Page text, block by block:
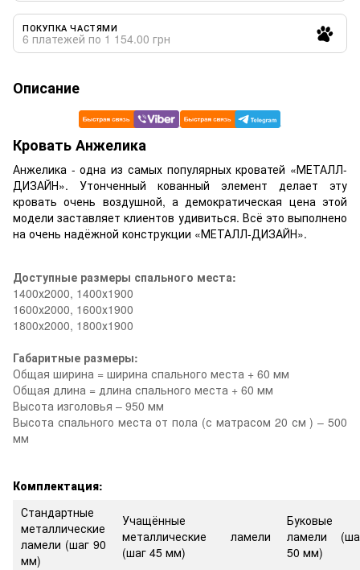
ПОКУПКА ЧАСТЯМИ
6 платежей по 1 154.00 грн
Описание
Кровать Анжелика
Анжелика - одна из самых популярных кроватей «МЕТАЛЛ-
ДИЗАЙН». Утонченный кованный элемент делает эту
кровать очень воздушной, а демократическая цена этой
модели заставляет клиентов удивиться. Всё это выполнено
на очень надёжной конструкции «МЕТАЛЛ-ДИЗАЙН».
Доступные размеры спального места:
1400х2000, 1400х1900
1600х2000, 1600х1900
1800х2000, 1800х1900
Габаритные размеры:
Общая ширина = ширина спального места + 60 мм
Общая длина = длина спального места + 60 мм
Высота изголовья – 950 мм
Высота спального места от пола (с матрасом 20 см ) – 500
мм
Комплектация:
Стандартные
металлические
ламели (шаг 90
мм)
Учащённые
металлические ламели
(шаг 45 мм)
Буковые
ламели
50 мм)